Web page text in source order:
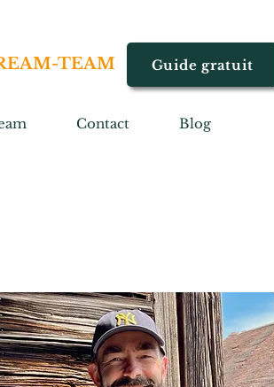
TEAM Guide gratuit
Contact Blog